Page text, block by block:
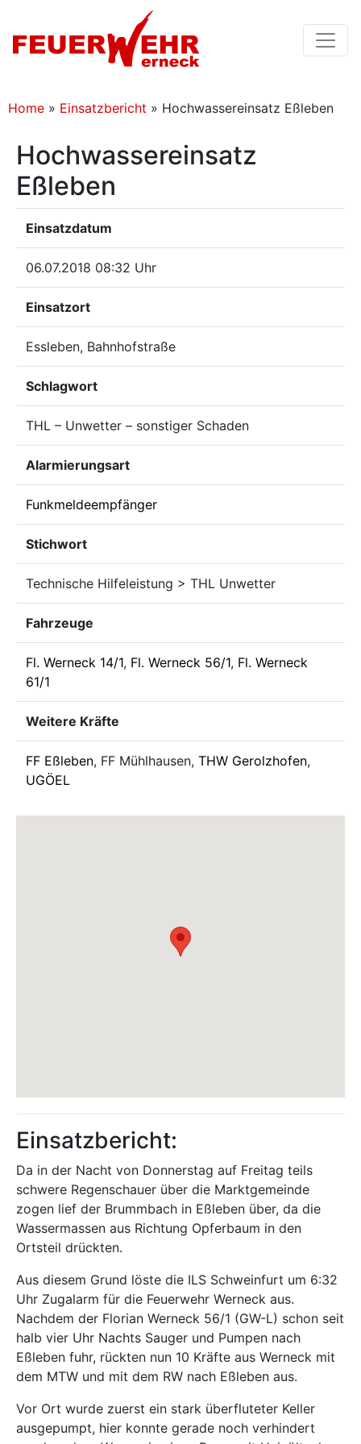
Home » Einsatzbericht » Hochwassereinsatz Eßleben
Hochwassereinsatz
Eßleben
Einsatzdatum
06.07.2018 08:32 Uhr
Einsatzort
Essleben, Bahnhofstraße
Schlagwort
THL – Unwetter – sonstiger Schaden
Alarmierungsart
Funkmeldeempfänger
Stichwort
Technische Hilfeleistung > THL Unwetter
Fahrzeuge
Fl. Werneck 14/1, Fl. Werneck 56/1, Fl. Werneck
61/1
Weitere Kräfte
FF Eßleben, FF Mühlhausen, THW Gerolzhofen,
UGÖEL
Einsatzbericht:
Da in der Nacht von Donnerstag auf Freitag teils
schwere Regenschauer über die Marktgemeinde
zogen lief der Brummbach in Eßleben über, da die
Wassermassen aus Richtung Opferbaum in den
Ortsteil drückten.
Aus diesem Grund löste die ILS Schweinfurt um 6:32
Uhr Zugalarm für die Feuerwehr Werneck aus.
Nachdem der Florian Werneck 56/1 (GW-L) schon seit
halb vier Uhr Nachts Sauger und Pumpen nach
Eßleben fuhr, rückten nun 10 Kräfte aus Werneck mit
dem MTW und mit dem RW nach Eßleben aus.
Vor Ort wurde zuerst ein stark überfluteter Keller
ausgepumpt, hier konnte gerade noch verhindert